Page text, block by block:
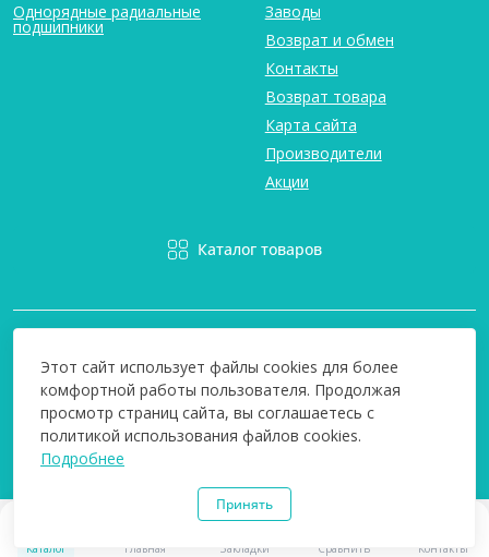
Каталог Главная Закладки
0
Сравнить Контакты
Однорядные радиальные
подшипники
Заводы
Возврат и обмен
Контакты
Возврат товара
Карта сайта
Производители
Акции
Каталог товаров
Вся информация на сайте информативна и мы не несем
ответственность за любые неточности. Технополіс © 2008-
Этот сайт использует файлы cookies для более
комфортной работы пользователя. Продолжая
просмотр страниц сайта, вы соглашаетесь с
политикой использования файлов cookies.
Подробнее
Принять